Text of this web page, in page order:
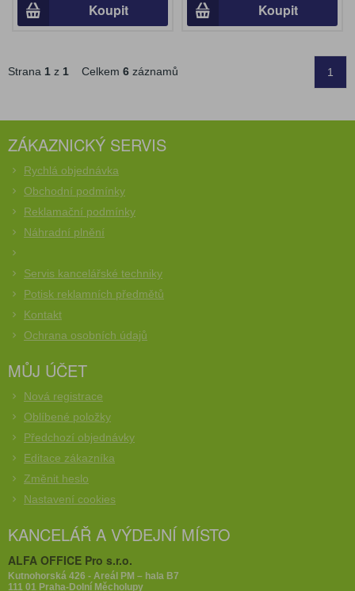
Koupit Koupit
Strana 1 z 1 Celkem 6 záznamů 1
ZÁKAZNICKÝ SERVIS
Rychlá objednávka
Obchodní podmínky
Reklamační podmínky
Náhradní plnění
Servis kancelářské techniky
Potisk reklamních předmětů
Kontakt
Ochrana osobních údajů
MŮJ ÚČET
Nová registrace
Oblíbené položky
Předchozí objednávky
Editace zákazníka
Změnit heslo
Nastavení cookies
KANCELÁŘ A VÝDEJNÍ MÍSTO
ALFA OFFICE Pro s.r.o.
Kutnohorská 426 - Areál PM – hala B7
111 01 Praha-Dolní Měcholupy